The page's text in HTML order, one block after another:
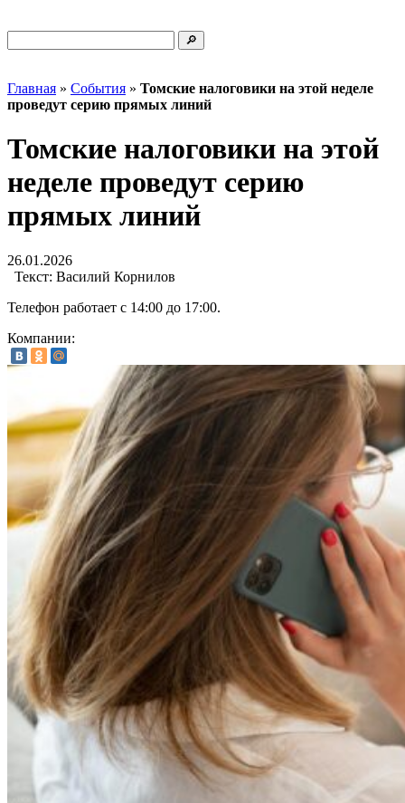
Главная » События » Томские налоговики на этой неделе
проведут серию прямых линий
Томские налоговики на этой
неделе проведут серию
прямых линий
26.01.2026
Текст: Василий Корнилов
Телефон работает с 14:00 до 17:00.
Компании: